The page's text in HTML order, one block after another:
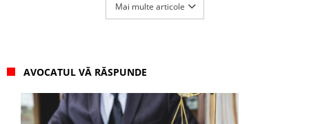
Mai multe articole
AVOCATUL VĂ RĂSPUNDE